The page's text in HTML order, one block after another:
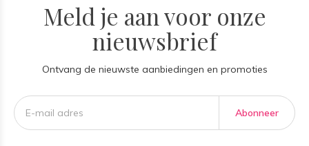
Meld je aan voor onze
nieuwsbrief
Ontvang de nieuwste aanbiedingen en promoties
Abonneer